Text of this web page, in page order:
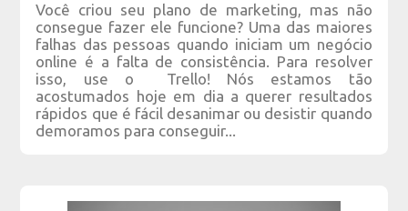
Você criou seu plano de marketing, mas não
consegue fazer ele funcione? Uma das maiores
falhas das pessoas quando iniciam um negócio
online é a falta de consistência. Para resolver
isso, use o Trello! Nós estamos tão
acostumados hoje em dia a querer resultados
rápidos que é fácil desanimar ou desistir quando
demoramos para conseguir...